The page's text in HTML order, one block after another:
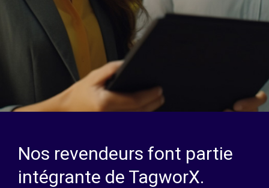
Nos revendeurs font partie
intégrante de TagworX.